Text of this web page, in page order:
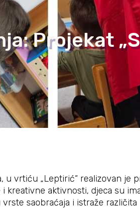
Projekat
u vrtiću „Leptirić“ realizovan je
kreativne aktivnosti, djeca su
saobraćaja i istraže